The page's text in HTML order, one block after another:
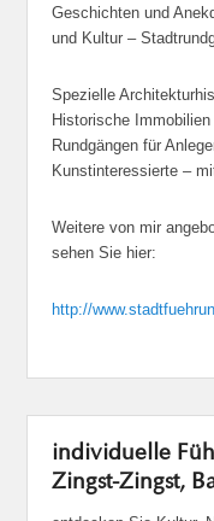
Geschichten und
und Kultur –
Spezielle
Historische
Rundgängen für
Kunstinteressierte –
Weitere von mir
sehen Sie hier:
http://
individuelle
Zingst-Zingst,